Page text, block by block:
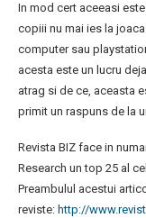
In mod cert aceeasi
copiii nu mai ies la
computer sau
acesta este un lucru
atrag si de ce, aceasta
primit un raspuns de la
Revista BIZ face in
Research un top 25 al
Preambulul acestui
reviste: http://